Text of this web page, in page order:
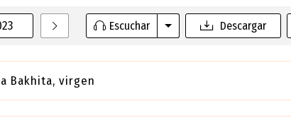
Bakhita, virgen
Escuchar Descargar